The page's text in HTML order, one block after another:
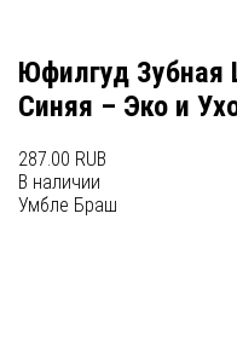
Юфилгуд Зубная
Синяя – Эко и
287.00 RUB
В наличии
Умбле Браш